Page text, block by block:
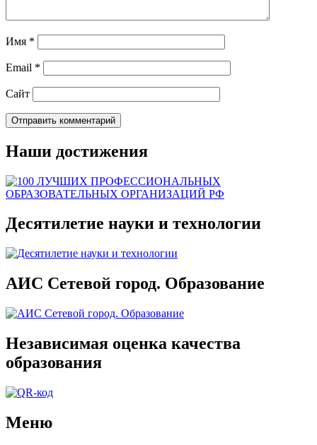
Имя *
Email *
Сайт
Наши достижения
Десятилетие науки и технологии
АИС Сетевой город. Образование
Независимая оценка качества
образования
Меню